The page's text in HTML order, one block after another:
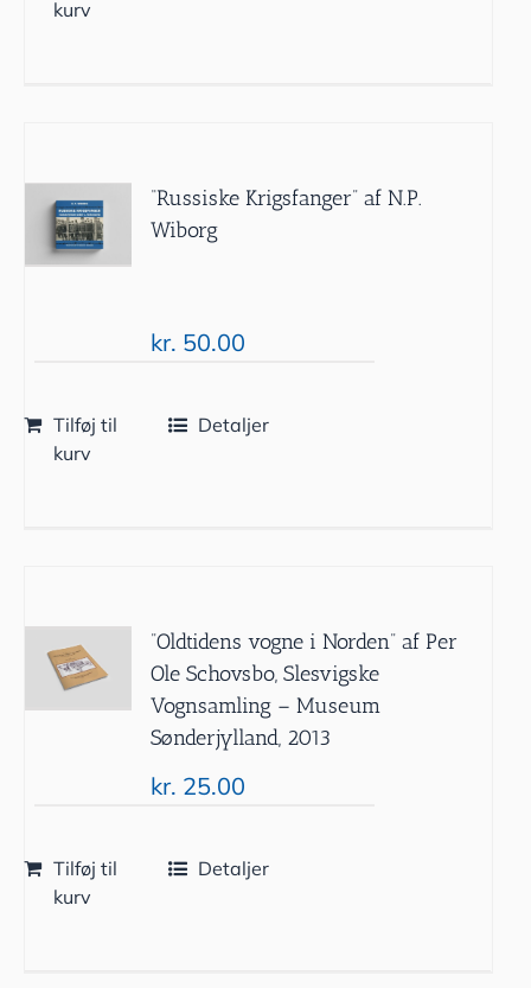
kurv
“Russiske Krigsfanger” af N.P.
Wiborg
kr. 50.00
Tilføj til
kurv
Detaljer
”Oldtidens vogne i Norden” af Per
Ole Schovsbo, Slesvigske
Vognsamling – Museum
Sønderjylland, 2013
kr. 25.00
Tilføj til
kurv
Detaljer